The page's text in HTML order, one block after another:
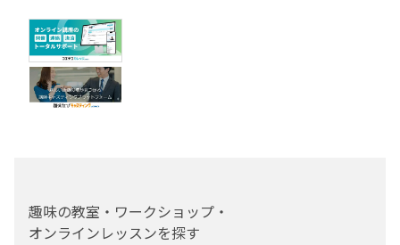
趣味の教室・ワークショップ・
オンラインレッスンを探す